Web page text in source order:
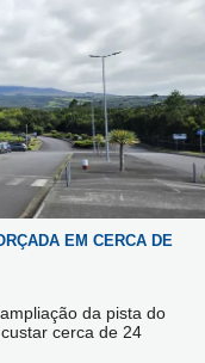
EM CERCA DE
da pista do
cerca de 24